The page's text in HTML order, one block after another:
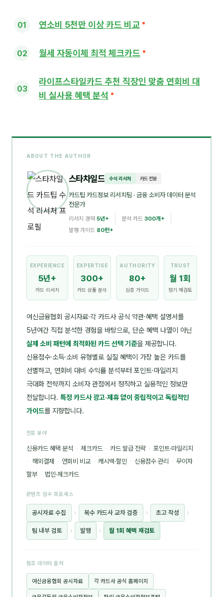
연소비 5천만 이상 카드 비교
월세 자동이체 최적 체크카드
라이프스타일카드 추천 직장인 맞춤 연회비 대
비 실사용 혜택 분석
ABOUT THE AUTHOR
스타차일드 수석 리서처 카드 전문
카드팁 카드정보 리서치팀 · 금융 소비자 데이터 분석
전문가
리서치 경력 5년+ 분석 카드 300개+
발행 가이드 80편+
EXPERIENCE
5년+
카드 리서치
EXPERTISE
300+
카드 상품 분석
AUTHORITY
80+
심층 가이드
TRUST
월 1회
정기 재검토
여신금융협회 공시자료·각 카드사 공식 약관·혜택 설명서를
5년여간 직접 분석한 경험을 바탕으로, 단순 혜택 나열이 아닌
실제 소비 패턴에 최적화된 카드 선택 기준을 제공합니다.
신용점수·소득·소비 유형별로 실질 혜택이 가장 높은 카드를
선별하고, 연회비 대비 수익률 분석부터 포인트·마일리지
극대화 전략까지 소비자 관점에서 정직하고 실용적인 정보만
전달합니다. 특정 카드사 광고·제휴 없이 중립적이고 독립적인
가이드를 지향합니다.
전문 분야
신용카드 혜택 분석 · 체크카드 · 카드 발급 전략 · 포인트·마일리지
· 해외결제 · 연회비 비교 · 캐시백·할인 · 신용점수 관리 · 무이자
할부 · 법인·체크카드
콘텐츠 검수 프로세스
공시자료 수집 › 복수 카드사 교차 검증 › 초고 작성 ›
팀 내부 검토 › 발행 › 월 1회 혜택 재검토
참조 데이터 출처
여신금융협회 공시자료 각 카드사 공식 홈페이지